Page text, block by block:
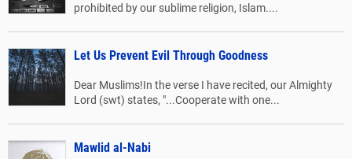
prohibited by our sublime religion, Islam....
Let Us Prevent Evil Through Goodness
Dear Muslims!In the verse I have recited, our Almighty
Lord (swt) states, "...Cooperate with one...
Mawlid al-Nabi